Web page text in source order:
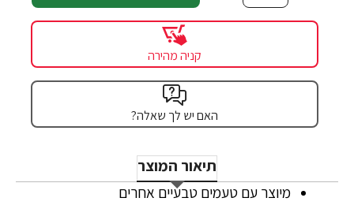
קניה מהירה
האם יש לך שאלה?
תיאור המוצר
מיוצר עם טעמים טבעיים אחרים